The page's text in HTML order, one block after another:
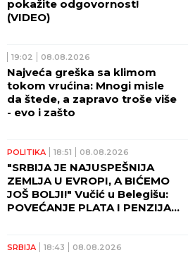
pokažite odgovornost!
(VIDEO)
19:02 08.08.2026
Najveća greška sa klimom
tokom vrućina: Mnogi misle
da štede, a zapravo troše više
- evo i zašto
POLITIKA 18:51 08.08.2026
"SRBIJA JE NAJUSPEŠNIJA
ZEMLJA U EVROPI, A BIĆEMO
JOŠ BOLJI!" Vučić u Belegišu:
POVEĆANJE PLATA I PENZIJA
SRBIJA 18:43 08.08.2026